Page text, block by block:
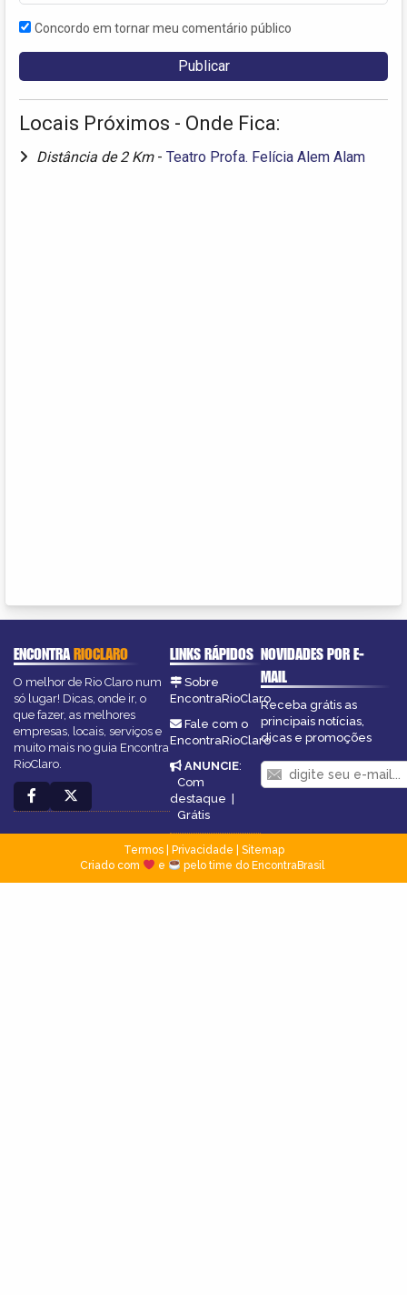
Concordo em tornar meu comentário público
Locais Próximos - Onde Fica:
Distância de 2 Km - Teatro Profa. Felícia Alem Alam
ENCONTRARIOCLARO
O melhor de Rio Claro num
só lugar! Dicas, onde ir, o
que fazer, as melhores
empresas, locais, serviços e
muito mais no guia Encontra
RioClaro.
LINKS RÁPIDOS
Sobre
EncontraRioClaro
Fale com o
EncontraRioClaro
ANUNCIE:
Com
destaque |
Grátis
NOVIDADES POR E-
MAIL
Receba grátis as
principais notícias,
dicas e promoções
Termos| Privacidade
Sitemap
Criado com
e pelo time do EncontraBrasil